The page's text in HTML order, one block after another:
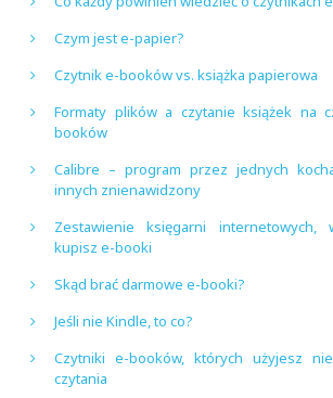
Czym jest e-papier?
Czytnik e-booków vs. książka papierowa
Formaty plików a czytanie książek na
booków
Calibre – program przez jednych
innych znienawidzony
Zestawienie księgarni internetowych,
kupisz e-booki
Skąd brać darmowe e-booki?
Jeśli nie Kindle, to co?
Czytniki e-booków, których użyjesz
czytania